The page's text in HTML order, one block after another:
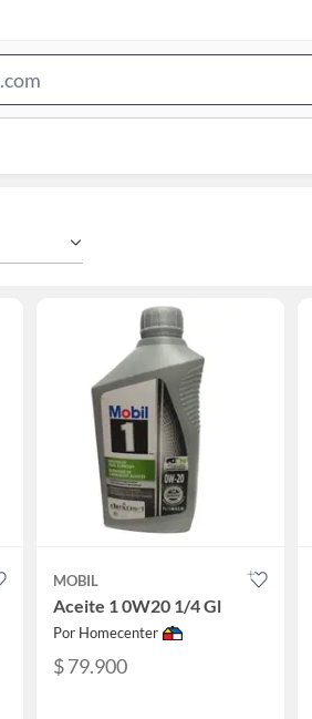
Bar
MOBIL
Aceite 1 0W20 1/4 Gl
Por Homecenter
$ 79.900